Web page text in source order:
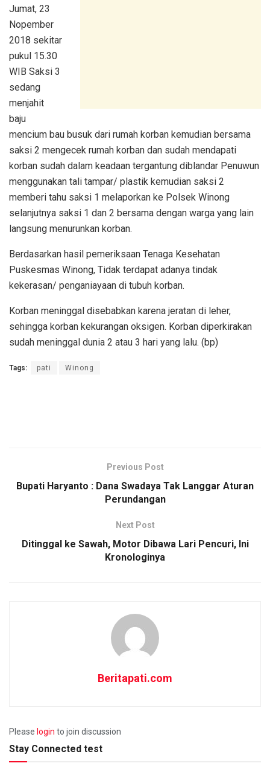
Jumat, 23
Nopember
2018 sekitar
pukul 15.30
WIB Saksi 3
sedang
menjahit
baju
mencium bau busuk dari rumah korban kemudian bersama
saksi 2 mengecek rumah korban dan sudah mendapati
korban sudah dalam keadaan tergantung diblandar Penuwun
menggunakan tali tampar/ plastik kemudian saksi 2
memberi tahu saksi 1 melaporkan ke Polsek Winong
selanjutnya saksi 1 dan 2 bersama dengan warga yang lain
langsung menurunkan korban.
Berdasarkan hasil pemeriksaan Tenaga Kesehatan
Puskesmas Winong, Tidak terdapat adanya tindak
kekerasan/ penganiayaan di tubuh korban.
Korban meninggal disebabkan karena jeratan di leher,
sehingga korban kekurangan oksigen. Korban diperkirakan
sudah meninggal dunia 2 atau 3 hari yang lalu. (bp)
Tags: pati Winong
Previous Post
Bupati Haryanto : Dana Swadaya Tak Langgar Aturan
Perundangan
Next Post
Ditinggal ke Sawah, Motor Dibawa Lari Pencuri, Ini
Kronologinya
Beritapati.com
Please login to join discussion
Stay Connected test